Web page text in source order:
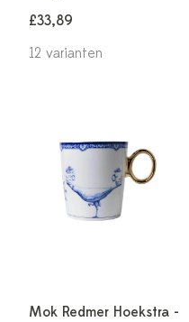
£33,89
12 varianten
Mok Redmer Hoekstra -